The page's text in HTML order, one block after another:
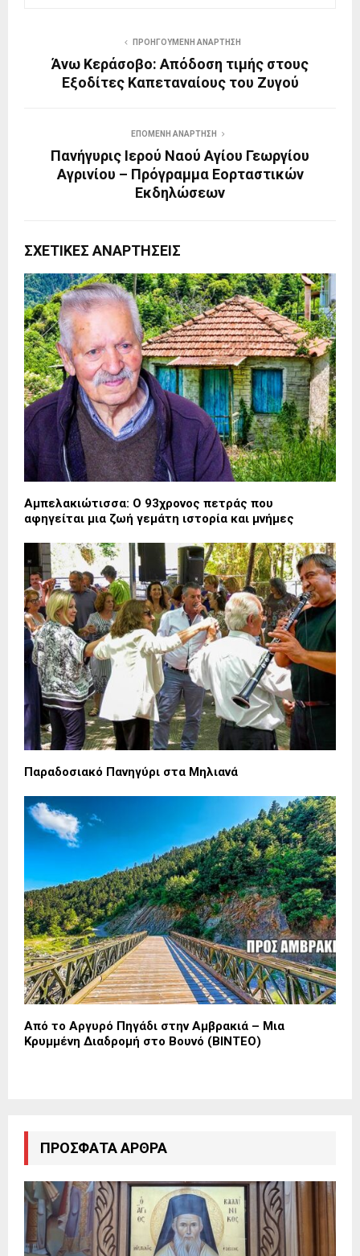
ΠΡΟΗΓΟΎΜΕΝΗ ΑΝΆΡΤΗΣΗ
Άνω Κεράσοβο: Απόδοση τιμής στους
Εξοδίτες Καπεταναίους του Ζυγού
ΕΠΌΜΕΝΗ ΑΝΆΡΤΗΣΗ
Πανήγυρις Ιερού Ναού Αγίου Γεωργίου
Αγρινίου – Πρόγραμμα Εορταστικών
Εκδηλώσεων
ΣΧΕΤΙΚΈΣ ΑΝΑΡΤΉΣΕΙΣ
Αμπελακιώτισσα: Ο 93χρονος πετράς που
αφηγείται μια ζωή γεμάτη ιστορία και μνήμες
Παραδοσιακό Πανηγύρι στα Μηλιανά
Από το Αργυρό Πηγάδι στην Αμβρακιά – Μια
Κρυμμένη Διαδρομή στο Βουνό (ΒΙΝΤΕΟ)
ΠΡΌΣΦΑΤΑ ΆΡΘΡΑ